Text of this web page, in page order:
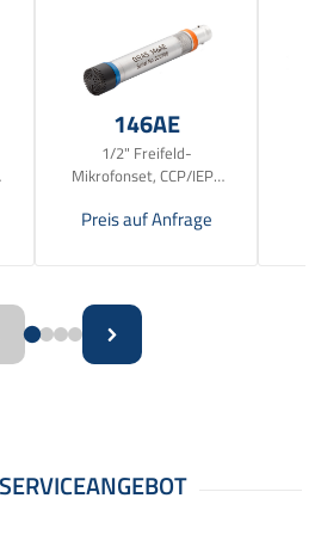
146AE
1/2" Freifeld-
Mikrofonset, CCP/IEPE
Preis auf Anfrage